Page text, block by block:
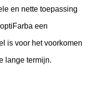
en nette toepassing
een
is voor het voorkomen
lange termijn.